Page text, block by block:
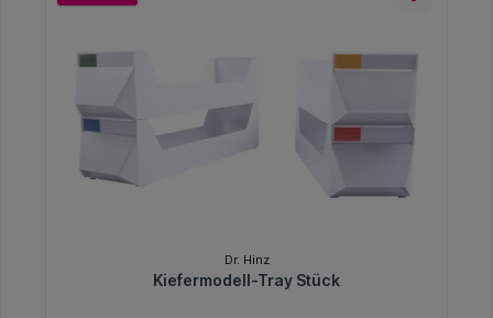
Dr. Hinz
Kiefermodell-Tray Stück